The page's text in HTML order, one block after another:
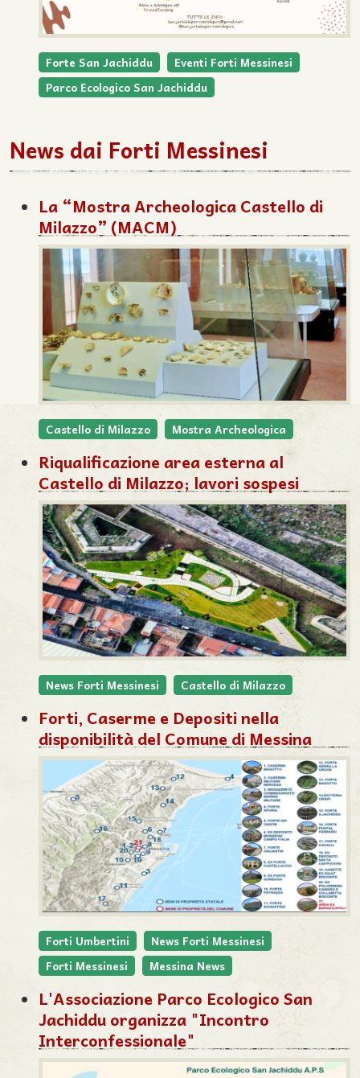
Forte San Jachiddu
Eventi Forti Messinesi
Parco Ecologico San Jachiddu
News dai Forti Messinesi
La “Mostra Archeologica Castello di
Milazzo” (MACM)
Castello di Milazzo Mostra Archeologica
Riqualificazione area esterna al
Castello di Milazzo; lavori sospesi
News Forti Messinesi Castello di Milazzo
Forti, Caserme e Depositi nella
disponibilità del Comune di Messina
Forti Umbertini
News Forti Messinesi
Forti Messinesi
Messina News
L'Associazione Parco Ecologico San
Jachiddu organizza "Incontro
Interconfessionale"